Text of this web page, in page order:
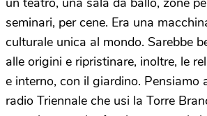
seminari, per cene. Era una
culturale unica al mondo. Sarebbe
alle origini e ripristinare, inoltre, le
e interno, con il giardino. Pensiamo
radio Triennale che usi la Torre